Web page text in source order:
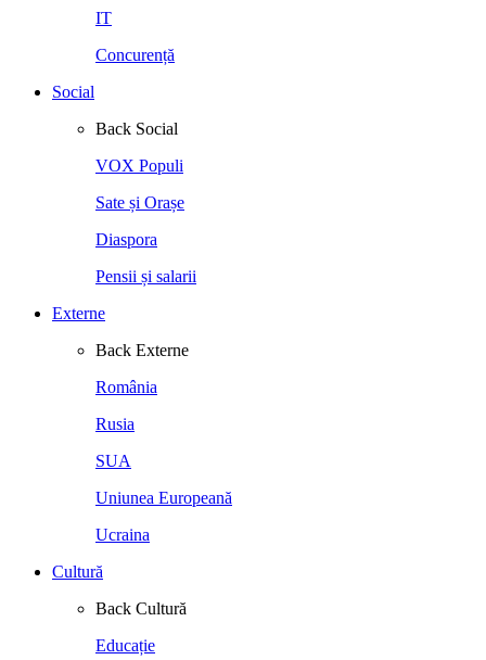
IT
Concurență
Social
Back Social
VOX Populi
Sate și Orașe
Diaspora
Pensii și salarii
Externe
Back Externe
România
Rusia
SUA
Uniunea Europeană
Ucraina
Cultură
Back Cultură
Educație